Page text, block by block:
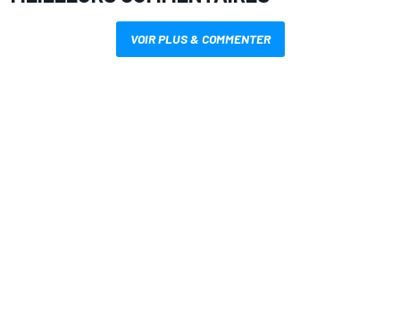
VOIR PLUS & COMMENTER